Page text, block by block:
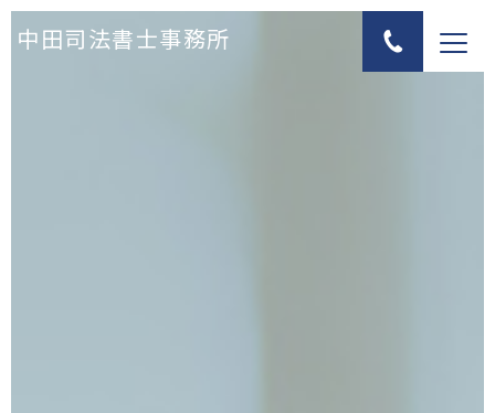
中田司法書士事務所